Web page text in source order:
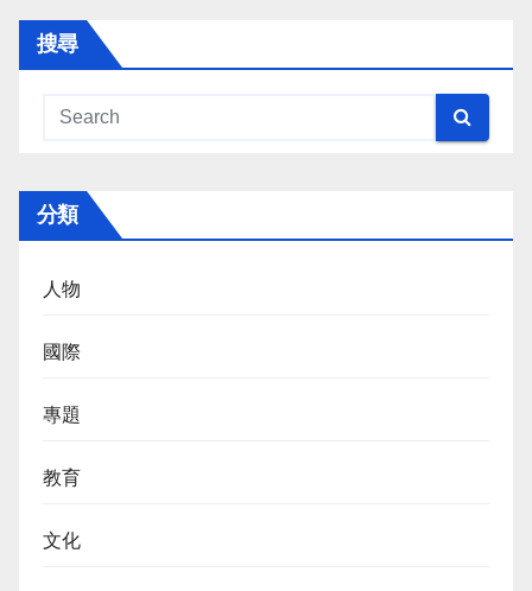
搜尋
分類
人物
國際
專題
教育
文化